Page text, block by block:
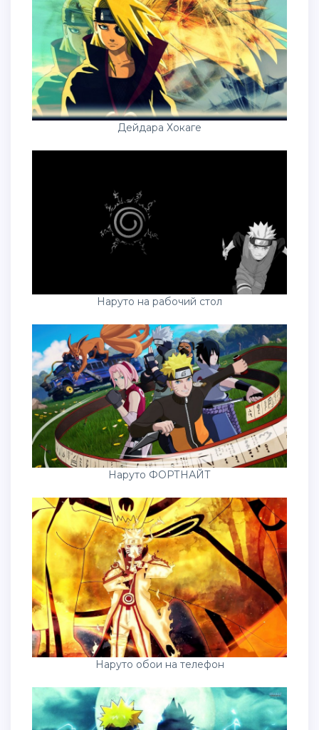
Дейдара Хокаге
Наруто на рабочий стол
Наруто ФОРТНАЙТ
Наруто обои на телефон